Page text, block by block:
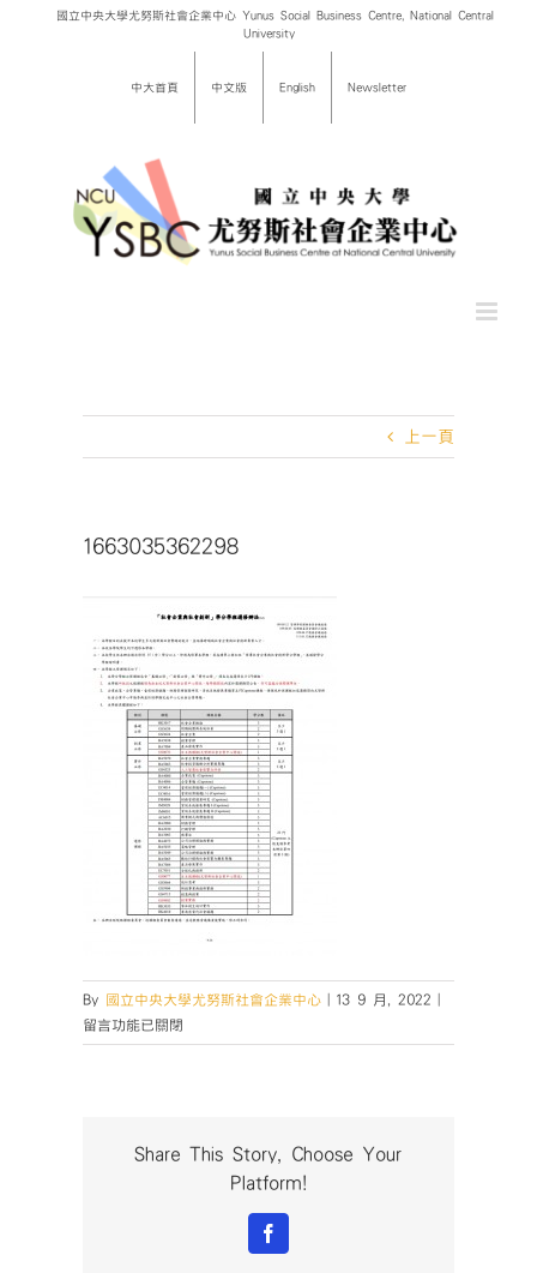
國立中央大學尤努斯社會企業中心 Yunus Social Business Centre, National Central
University
中大首頁 中文版 English Newsletter
上一頁
1663035362298
By 國立中央大學尤努斯社會企業中心 13 9 月, 2022
中
留言功能已關閉
Share This Story, Choose Your
Platform!
Facebook